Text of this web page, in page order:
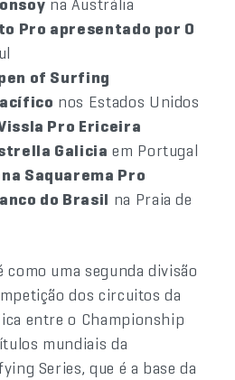
Pro apresentado por O
of Surfing
nos Estados Unidos
Pro Ericeira
Galicia em Portugal
Saquarema Pro
do Brasil na Praia de
como uma segunda divisão
dos circuitos da
entre o Championship
mundiais da
Series, que é a base da